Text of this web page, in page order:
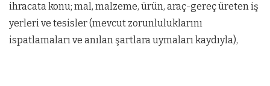
ihracata konu; mal, malzeme, ürün, araç-gereç üreten iş
yerleri ve tesisler (mevcut zorunluluklarını
ispatlamaları ve anılan şartlara uymaları kaydıyla),